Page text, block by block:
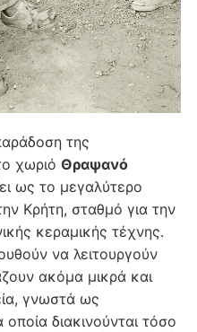
της
χωριό Θραψανό
ως το μεγαλύτερο
Κρήτη, σταθμό για την
κεραμικής τέχνης.
να λειτουργούν
ακόμα μικρά και
γνωστά ως
διακινούνται τόσο